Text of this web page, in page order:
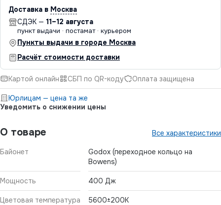
О товаре Все характеристики
Байонет
Godox (переходное кольцо на
Bowens)
Мощность 400 Дж
Цветовая температура 5600±200К
Доставка в Москва
СДЭК — 11–12 августа
пункт выдачи · постамат · курьером
Пункты выдачи в городе Москва
Расчёт стоимости доставки
Картой онлайн СБП по QR-коду Оплата защищена
Юрлицам — цена та же
Уведомить о снижении цены